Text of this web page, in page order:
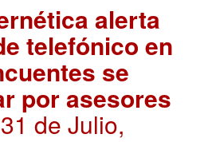
alerta
telefónico en
se
por asesores
de Julio,